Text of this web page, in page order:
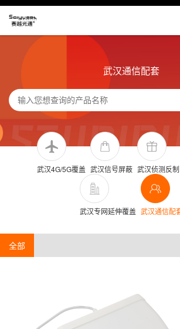
武汉通信配套
武汉4G/5G覆盖 武汉信号屏蔽 武汉侦测反制
武汉专网延伸覆盖 武汉通信配
全部